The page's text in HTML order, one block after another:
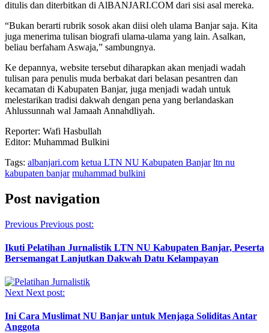
ditulis dan diterbitkan di AlBANJARI.COM dari sisi asal mereka.
“Bukan berarti rubrik sosok akan diisi oleh ulama Banjar saja. Kita
juga menerima tulisan biografi ulama-ulama yang lain. Asalkan,
beliau berfaham Aswaja,” sambungnya.
Ke depannya, website tersebut diharapkan akan menjadi wadah
tulisan para penulis muda berbakat dari belasan pesantren dan
kecamatan di Kabupaten Banjar, juga menjadi wadah untuk
melestarikan tradisi dakwah dengan pena yang berlandaskan
Ahlussunnah wal Jamaah Annahdliyah.
Reporter: Wafi Hasbullah
Editor: Muhammad Bulkini
Tags: albanjari.com ketua LTN NU Kabupaten Banjar ltn nu
kabupaten banjar muhammad bulkini
Post navigation
Previous Previous post:
Ikuti Pelatihan Jurnalistik LTN NU Kabupaten Banjar, Peserta
Bersemangat Lanjutkan Dakwah Datu Kelampayan
Next Next post:
Ini Cara Muslimat NU Banjar untuk Menjaga Soliditas Antar
Anggota